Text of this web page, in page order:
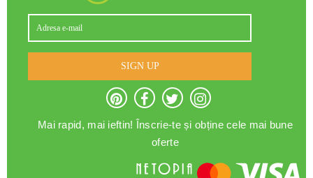
SIGN UP
Mai rapid, mai ieftin! Înscrie-te și obține cele mai bune
oferte